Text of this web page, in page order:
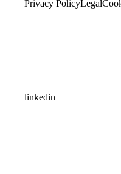
Privacy PolicyLegal
linkedin